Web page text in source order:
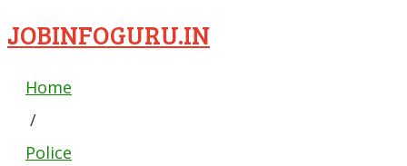
JOBINFOGURU.IN
Home
/
Police